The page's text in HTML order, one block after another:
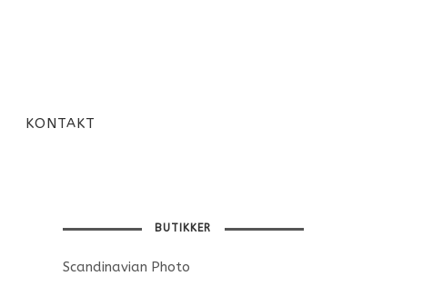
KONTAKT
BUTIKKER
Scandinavian Photo